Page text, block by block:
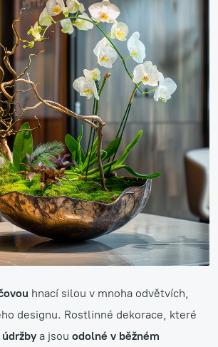
hnací silou v mnoha odvětvích,
designu. Rostlinné dekorace, které
a jsou odolné v běžném